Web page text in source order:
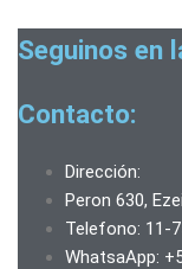
Seguinos en
Contacto:
Dirección:
Peron 630,
Telefono: 11-
WhatsaApp: